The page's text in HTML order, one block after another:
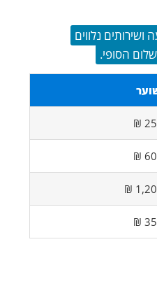
הנסיעה ושירותים נלווים
הסופי.